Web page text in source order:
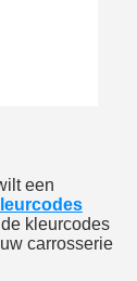
van 30€.
een
kleurcodes
carrosserie